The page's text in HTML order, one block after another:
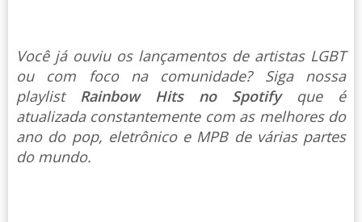
Você já ouviu os lançamentos de artistas LGBT
ou com foco na comunidade? Siga nossa
playlist Rainbow Hits no Spotify que é
atualizada constantemente com as melhores do
ano do pop, eletrônico e MPB de várias partes
do mundo.